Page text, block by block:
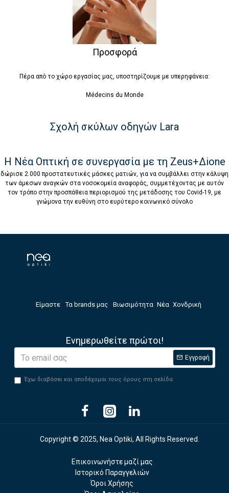
Προσφορά
Πέρα από το χώρο εργασίας μας, υποστηρίζουμε με υπερηφάνεια:
Médecins du Monde
Σχολή σκύλων οδηγών Lara
Η Νέα Οπτική σε συνεργασία με τη Zeus+Δione
δώρισε 2.000 προστατευτικές μάσκες ματιών, για να συμβάλλει στην κάλυψη
των άμεσων αναγκών στα νοσοκομεία αναφοράς, συμμετέχοντας με αυτόν
τον τρόπο στην προσπάθεια περιορισμού της μετάδοσης του Covid-19, με
γνώμονα την ευθύνη στο ευρύτερο κοινωνικό σύνολο
Είμαστε Τα brands μας Βιωσιμότητα Νέα Χονδρική
Ενημερωθείτε πρώτοι!
Εγγραφή
Έχω διαβάσει και αποδέχομαι τους όρους στη σελίδα
Copyright © 2025, Nea Optiki, All Rights Reserved.
Επικοινωνήστε μαζί μας
Ιστορικό Παραγγελιών
Όροι Χρήσης